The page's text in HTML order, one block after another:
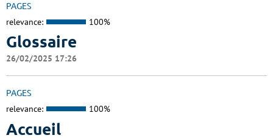
PAGES
relevance: 100%
Glossaire
26/02/2025 17:26
PAGES
relevance: 100%
Accueil